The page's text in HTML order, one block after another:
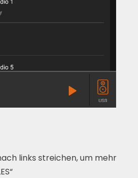
links streichen, um mehr